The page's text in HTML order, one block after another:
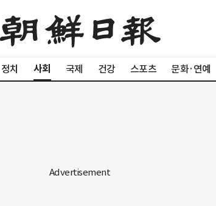
정치 사회 국제 건강 스포츠 문화·연예